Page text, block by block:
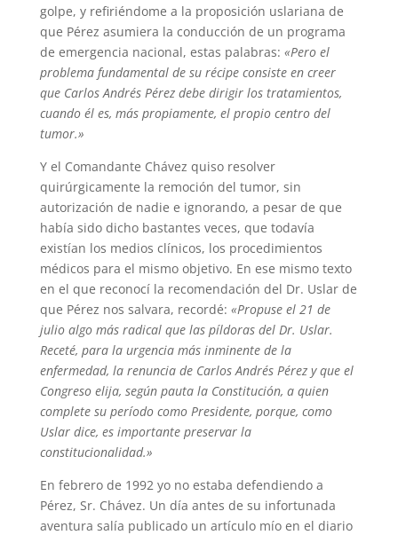
golpe, y refiriéndome a la proposición uslariana de
que Pérez asumiera la conducción de un programa
de emergencia nacional, estas palabras: «Pero el
problema fundamental de su récipe consiste en creer
que Carlos Andrés Pérez debe dirigir los tratamientos,
cuando él es, más propiamente, el propio centro del
tumor.»
Y el Comandante Chávez quiso resolver
quirúrgicamente la remoción del tumor, sin
autorización de nadie e ignorando, a pesar de que
había sido dicho bastantes veces, que todavía
existían los medios clínicos, los procedimientos
médicos para el mismo objetivo. En ese mismo texto
en el que reconocí la recomendación del Dr. Uslar de
que Pérez nos salvara, recordé: «Propuse el 21 de
julio algo más radical que las píldoras del Dr. Uslar.
Receté, para la urgencia más inminente de la
enfermedad, la renuncia de Carlos Andrés Pérez y que el
Congreso elija, según pauta la Constitución, a quien
complete su período como Presidente, porque, como
Uslar dice, es importante preservar la
constitucionalidad.»
En febrero de 1992 yo no estaba defendiendo a
Pérez, Sr. Chávez. Un día antes de su infortunada
aventura salía publicado un artículo mío en el diario